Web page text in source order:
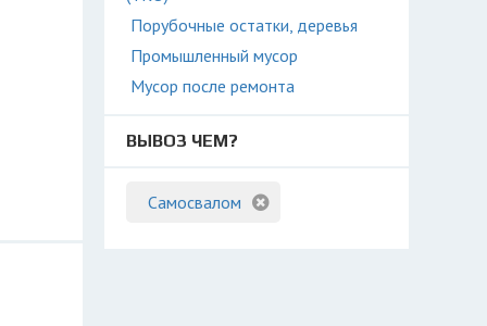
Порубочные остатки, деревья
Промышленный мусор
Мусор после ремонта
ВЫВОЗ ЧЕМ?
Самосвалом